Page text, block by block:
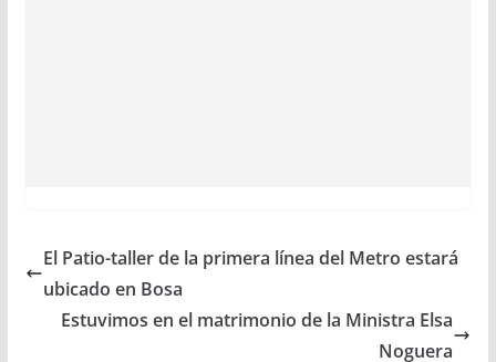
El Patio-taller de la primera línea del Metro estará
ubicado en Bosa
Estuvimos en el matrimonio de la Ministra Elsa
Noguera